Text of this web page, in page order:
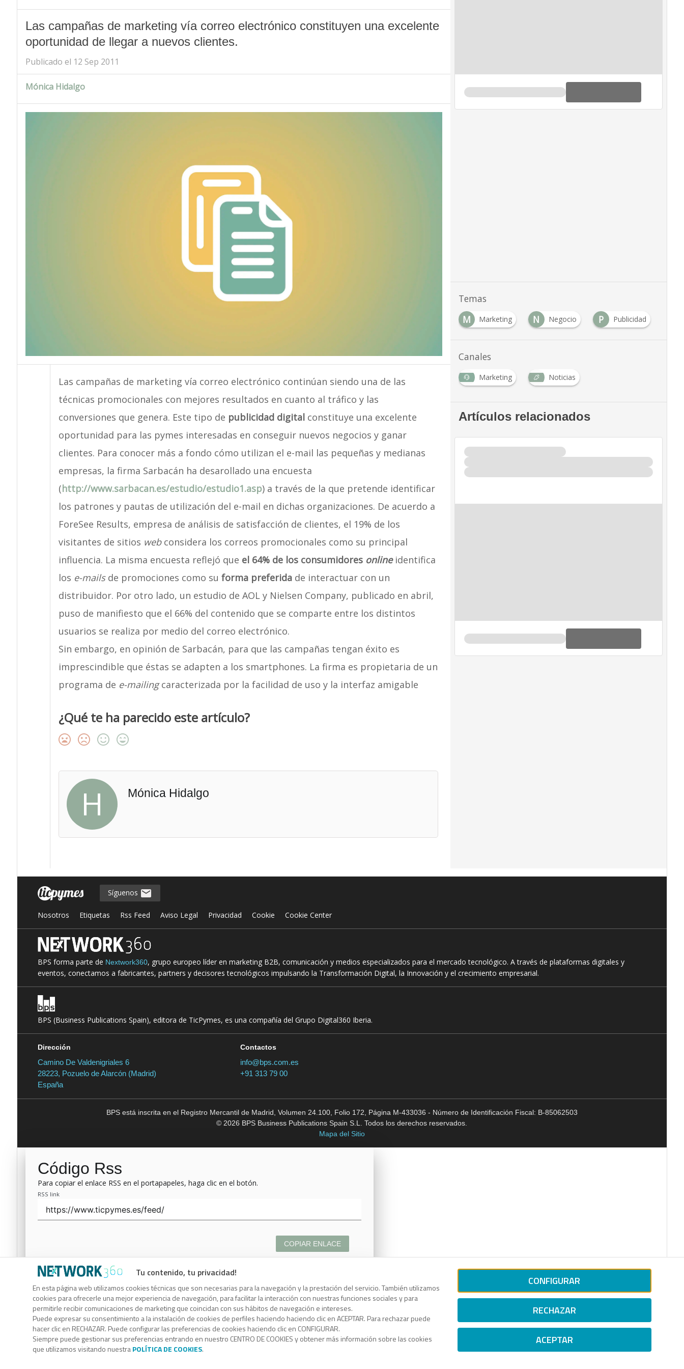
Las campañas de marketing vía correo electrónico constituyen una excelente
oportunidad de llegar a nuevos clientes.
Publicado el 12 Sep 2011
Mónica Hidalgo
Las campañas de marketing vía correo electrónico continúan siendo una de las
técnicas promocionales con mejores resultados en cuanto al tráfico y las
conversiones que genera. Este tipo de publicidad digitalconstituye una excelente
oportunidad para las pymes interesadas en conseguir nuevos negocios y ganar
clientes. Para conocer más a fondo cómo utilizan el e-mail las pequeñas y medianas
empresas, la firma Sarbacán ha desarollado una encuesta
(http://www.sarbacan.es/estudio/estudio1.asp) a través de la que pretende identificar
los patrones y pautas de utilización del e-mail en dichas organizaciones. De acuerdo a
ForeSee Results, empresa de análisis de satisfacción de clientes, el 19% de los
visitantes de sitios webconsidera los correos promocionales como su principal
influencia. La misma encuesta reflejó que el 64% de los consumidores onlineidentifica
los e-mailsde promociones como su forma preferidade interactuar con un
distribuidor. Por otro lado, un estudio de AOL y Nielsen Company, publicado en abril,
puso de manifiesto que el 66% del contenido que se comparte entre los distintos
usuarios se realiza por medio del correo electrónico.
Sin embargo, en opinión de Sarbacán, para que las campañas tengan éxito es
imprescindible que éstas se adapten a los smartphones. La firma es propietaria de un
programa de e-mailingcaracterizada por la facilidad de uso y la interfaz amigable
¿Qué te ha parecido este artículo?
H Mónica Hidalgo
Temas
M
Marketing N Negocio P Publicidad
Canales
Marketing Noticias
Artículos relacionados
Tu contenido, tu privacidad!
En esta página web utilizamos cookies técnicas que son necesarias para la navegación y la prestación del servicio. También utilizamos
cookies para ofrecerle una mejor experiencia de navegación, para facilitar la interacción con nuestras funciones sociales y para
permitirle recibir comunicaciones de marketing que coincidan con sus hábitos de navegación e intereses.
Puede expresar su consentimiento a la instalación de cookies de perfiles haciendo haciendo clic en ACEPTAR. Para rechazar puede
hacer clic en RECHAZAR. Puede configurar las preferencias de cookies haciendo clic en CONFIGURAR.
Siempre puede gestionar sus preferencias entrando en nuestro CENTRO DE COOKIES y obtener más información sobre las cookies
que utilizamos visitando nuestraPOLÍTICA DE COOKIES.
CONFIGURAR
RECHAZAR
ACEPTAR
Síguenos
Nosotros Etiquetas Rss Feed Aviso Legal Privacidad Cookie Cookie Center
BPS forma parte de Nextwork360, grupo europeo líder en marketing B2B, comunicación y medios especializados para el mercado tecnológico. A través de plataformas digitales y
eventos, conectamos a fabricantes, partners y decisores tecnológicos impulsando la Transformación Digital, la Innovación y el crecimiento empresarial.
BPS (Business Publications Spain), editora de TicPymes, es una compañía del Grupo Digital360 Iberia.
Dirección
Camino De Valdenigriales 6
28223, Pozuelo de Alarcón (Madrid)
España
Contactos
info@bps.com.es
+91 313 79 00
BPS está inscrita en el Registro Mercantil de Madrid, Volumen 24.100, Folio 172, Página M-433036 - Número de Identificación Fiscal: B-85062503
© 2026 BPS Business Publications Spain S.L. Todos los derechos reservados.
Mapa del Sitio
Código Rss
Para copiar el enlace RSS en el portapapeles, haga clic en el botón.
RSS link
COPIAR ENLACE
Código Rss
Para copiar el enlace RSS en el portapapeles, haga clic en el botón.